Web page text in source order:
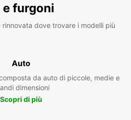
furgoni
dove trovare i modelli più
Auto
da auto di piccole, medie e
dimensioni
Scopri di più